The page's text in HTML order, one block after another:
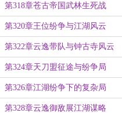
第318章苍古帝国武林生死战
第320章王位纷争与江湖风云
第322章云逸带队与钟古寺风云
第324章天刀盟征途与纷争局
第326章江湖纷争下的复杂局
第328章云逸御敌展江湖谋略